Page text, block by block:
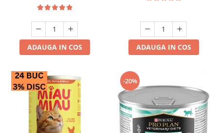
ADAUGA IN COS ADAUGA IN COS
-20%